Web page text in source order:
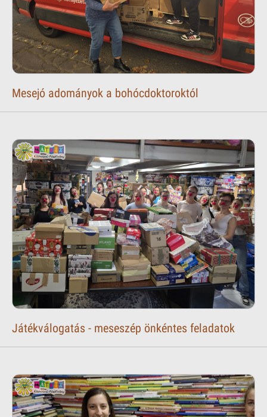
Mesejó adományok a bohócdoktoroktól
Játékválogatás - meseszép önkéntes feladatok